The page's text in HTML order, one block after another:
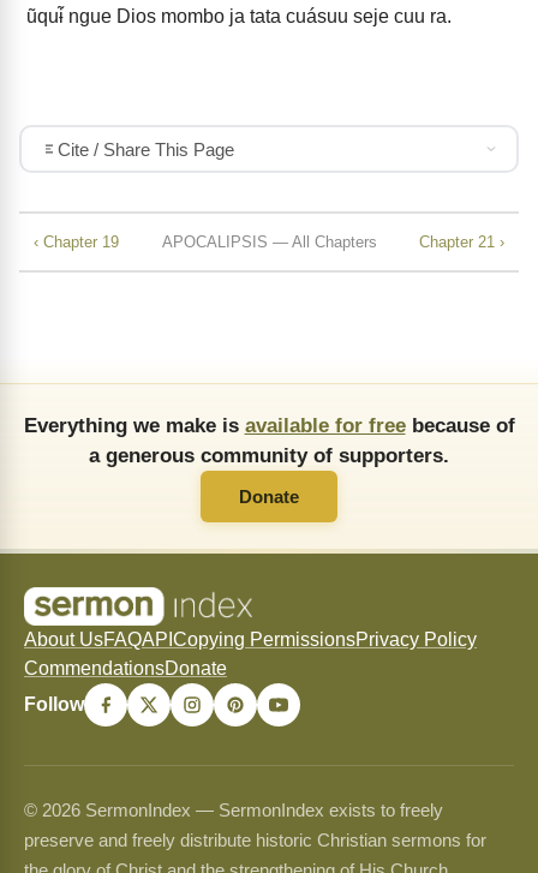
ũquɨ̃ ngue Dios mombo ja tata cuásuu seje cuu ra.
Cite / Share This Page
‹ Chapter 19 APOCALIPSIS — All Chapters Chapter 21 ›
Everything we make is available for freebecause of
a generous community of supporters.
Donate
About UsFAQAPI Copying PermissionsPrivacy Policy
CommendationsDonate
Follow
© 2026 SermonIndex — SermonIndex exists to freely
preserve and freely distribute historic Christian sermons for